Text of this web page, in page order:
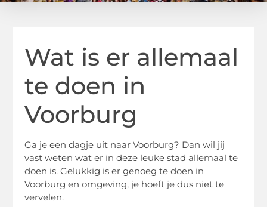
Wat is er allemaal
te doen in
Voorburg
Ga je een dagje uit naar Voorburg? Dan wil jij
vast weten wat er in deze leuke stad allemaal te
doen is. Gelukkig is er genoeg te doen in
Voorburg en omgeving, je hoeft je dus niet te
vervelen.